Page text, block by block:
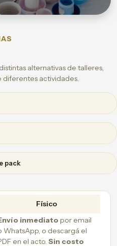
alternativas de talleres,
diferentes actividades.
pack
Físico
inmediato por email
WhatsApp, o descargá el
en el acto. Sin costo